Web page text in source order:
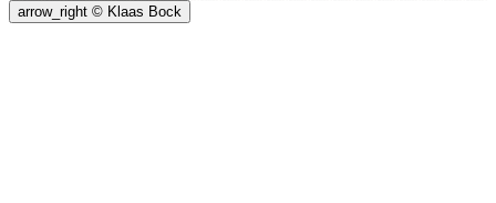
arrow_right © Klaas Bock